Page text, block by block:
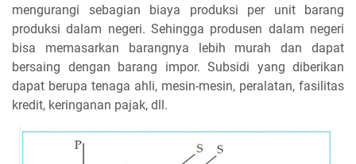
mengurangi sebagian biaya produksi per unit barang
produksi dalam negeri. Sehingga produsen dalam negeri
bisa memasarkan barangnya lebih murah dan dapat
bersaing dengan barang impor. Subsidi yang diberikan
dapat berupa tenaga ahli, mesin-mesin, peralatan, fasilitas
kredit, keringanan pajak, dll.